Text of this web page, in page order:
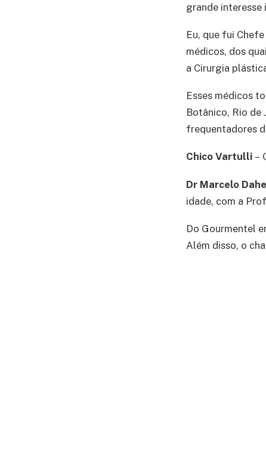
grande interesse
Eu, que fui
médicos, dos
a Cirurgia
Esses médicos
Botânico, Rio de
frequentadores
Chico Vartulli –
Dr Marcelo
idade, com a
Do Gourmentel
Além disso, o